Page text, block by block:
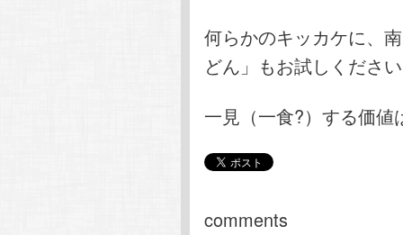
何らかのキッカケに、
どん」もお試しくださ
一見（一食?）する価
comments